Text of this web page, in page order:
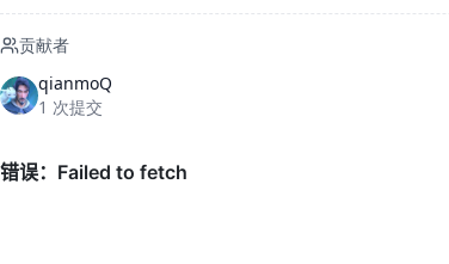
贡献者
qianmoQ
1 次提交